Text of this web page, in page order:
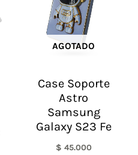
AGOTADO
Case Soporte
Astro
Samsung
Galaxy S23 Fe
$ 45.000